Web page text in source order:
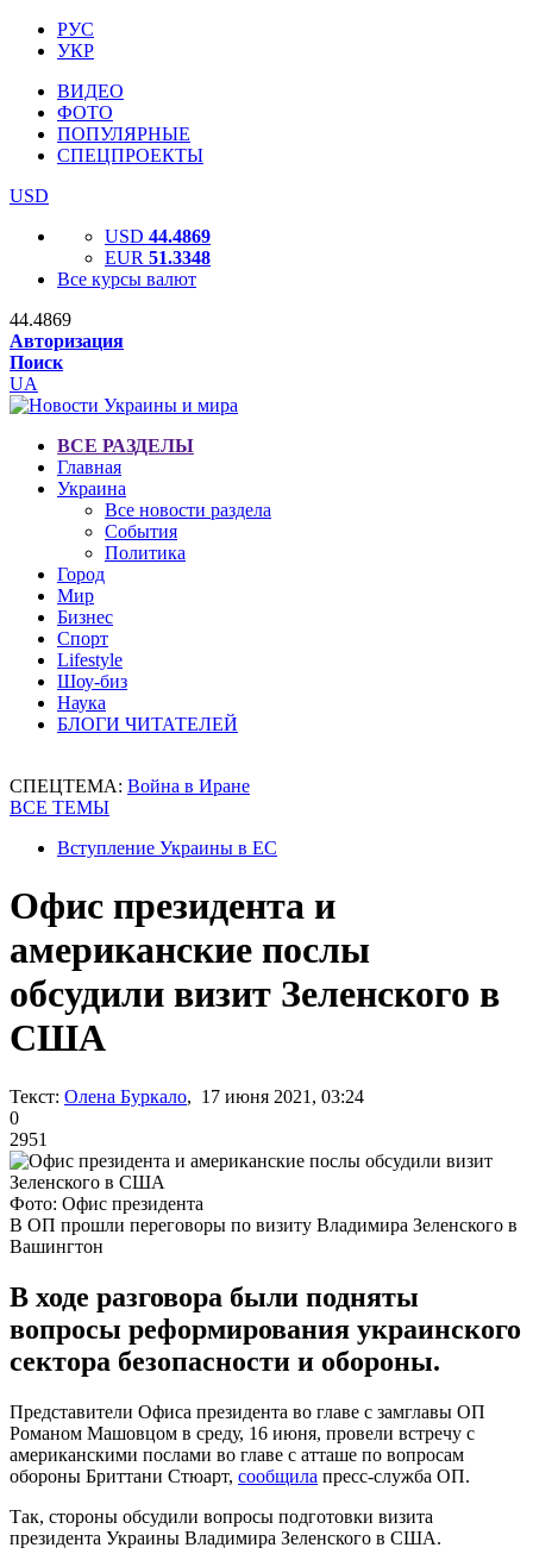
РУС
УКР
ВИДЕО
ФОТО
ПОПУЛЯРНЫЕ
СПЕЦПРОЕКТЫ
USD
USD 44.4869
EUR 51.3348
Все курсы валют
44.4869
Авторизация
Поиск
UA
ВСЕ РАЗДЕЛЫ
Главная
Украина
Все новости раздела
События
Политика
Город
Мир
Бизнес
Спорт
Lifestyle
Шоу-биз
Наука
БЛОГИ ЧИТАТЕЛЕЙ
СПЕЦТЕМА: Война в Иране
ВСЕ ТЕМЫ
Вступление Украины в ЕС
Офис президента и
американские послы
обсудили визит Зеленского в
США
Текст: Олена Буркало, 17 июня 2021, 03:24
0
2951
Фото: Офис президента
В ОП прошли переговоры по визиту Владимира Зеленского в
Вашингтон
В ходе разговора были подняты
вопросы реформирования украинского
сектора безопасности и обороны.
Представители Офиса президента во главе с замглавы ОП
Романом Машовцом в среду, 16 июня, провели встречу с
американскими послами во главе с атташе по вопросам
обороны Бриттани Стюарт, сообщила пресс-служба ОП.
Так, стороны обсудили вопросы подготовки визита
президента Украины Владимира Зеленского в США.